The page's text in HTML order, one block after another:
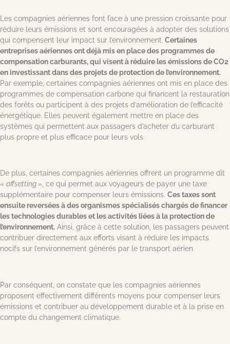
Les compagnies aériennes font face à une pression croissante pour
réduire leurs émissions et sont encouragées à adopter des solutions
qui compensent leur impact sur l’environnement. Certaines
entreprises aériennes ont déjà mis en place des programmes de
compensation carburants, qui visent à réduire les émissions de CO2
en investissant dans des projets de protection de l’environnement.
Par exemple, certaines compagnies aériennes ont mis en place des
programmes de compensation carbone qui financent la restauration
des forêts ou participent à des projets d’amélioration de l’efficacité
énergétique. Elles peuvent également mettre en place des
systèmes qui permettent aux passagers d’acheter du carburant
plus propre et plus efficace pour leurs vols.
De plus, certaines compagnies aériennes offrent un programme dit
« offsetting », ce qui permet aux voyageurs de payer une taxe
supplémentaire pour compenser leurs émissions. Ces taxes sont
ensuite reversées à des organismes spécialisés chargés de financer
les technologies durables et les activités liées à la protection de
l’environnement. Ainsi, grâce à cette solution, les passagers peuvent
contribuer directement aux efforts visant à réduire les impacts
nocifs sur l’environnement générés par le transport aérien.
Par conséquent, on constate que les compagnies aériennes
proposent effectivement différents moyens pour compenser leurs
émissions et contribuer au développement durable et à la prise en
compte du changement climatique.